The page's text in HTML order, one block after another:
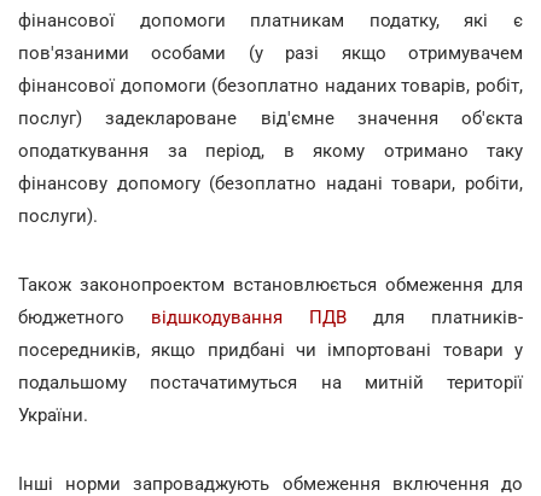
фінансової допомоги платникам податку, які є
пов'язаними особами (у разі якщо отримувачем
фінансової допомоги (безоплатно наданих товарів, робіт,
послуг) задеклароване від'ємне значення об'єкта
оподаткування за період, в якому отримано таку
фінансову допомогу (безоплатно надані товари, робіти,
послуги).
Також законопроектом встановлюється обмеження для
бюджетного відшкодування ПДВ для платників-
посередників, якщо придбані чи імпортовані товари у
подальшому постачатимуться на митній території
України.
Інші норми запроваджують обмеження включення до